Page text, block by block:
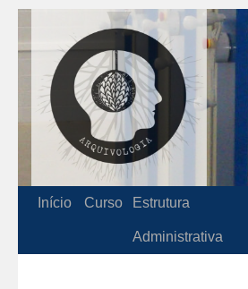
Início Curso Estrutura
Administrativa